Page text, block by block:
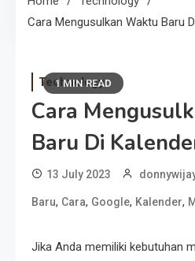
Cara Mengusulkan Waktu Baru
1 MIN READ
Technology
Cara
Baru Di
13 July 2023
Baru, Cara, Google, Kalender,
Jika Anda memiliki kebutuhan